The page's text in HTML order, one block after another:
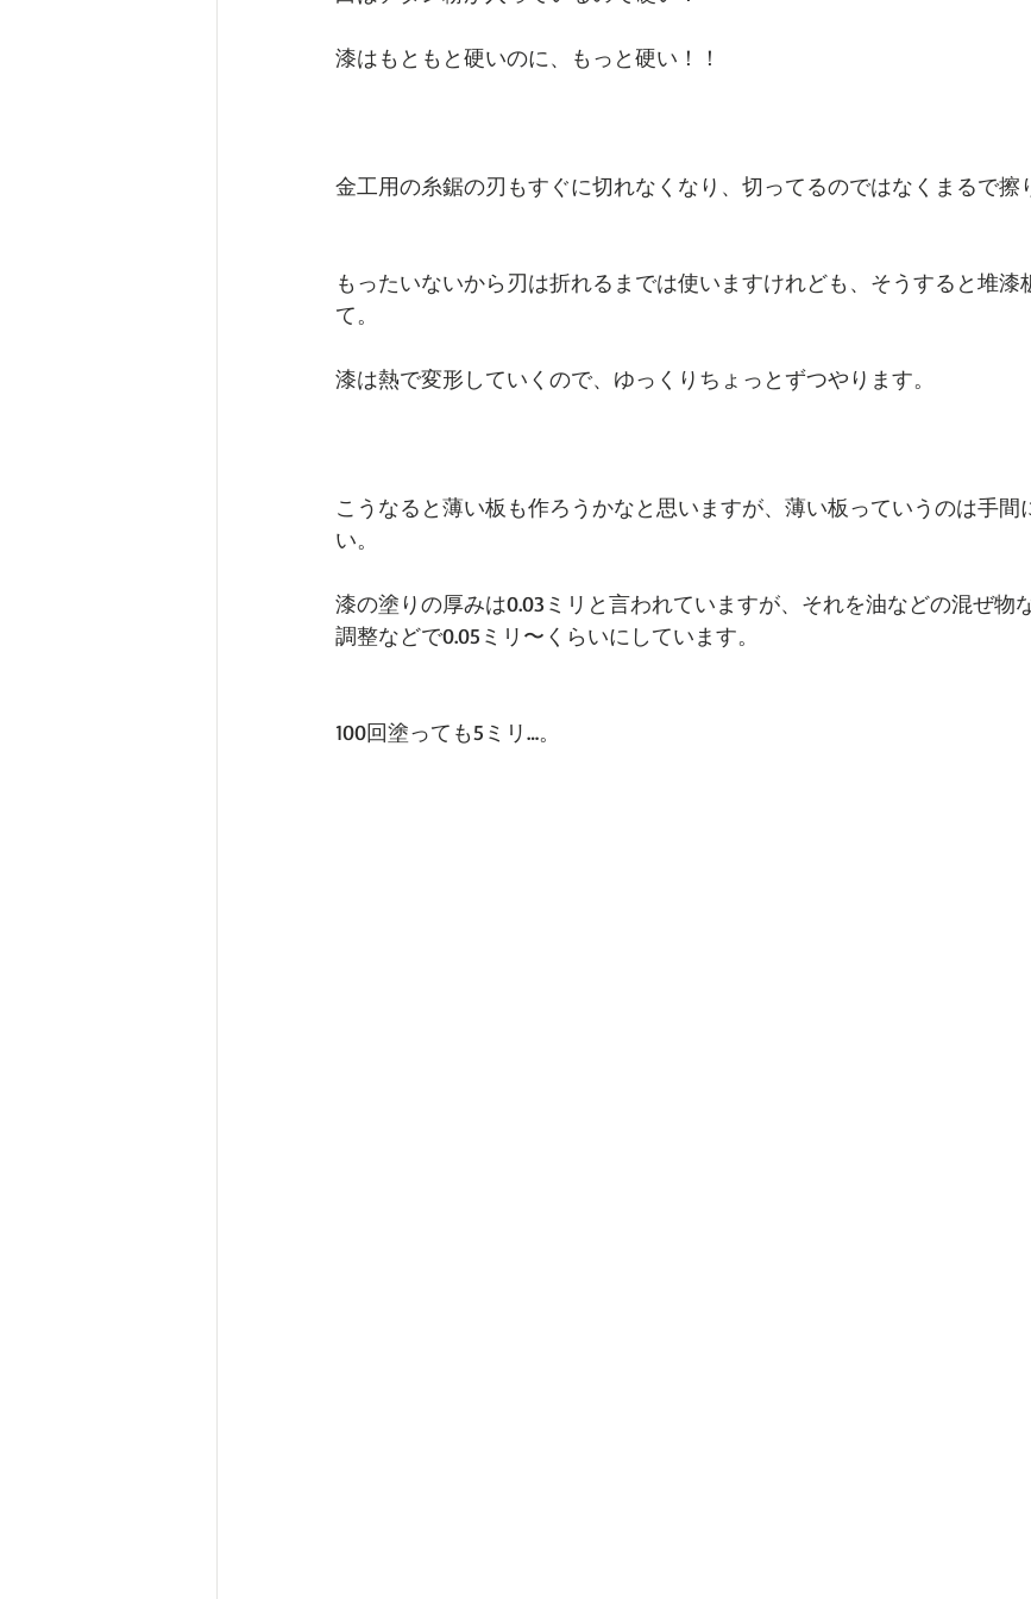
漆はもともと硬いのに、もっと硬い！！
金工用の糸鋸の刃もすぐに切れなくなり、切ってるのではなくまるで擦
もったいないから刃は折れるまでは使いますけれども、そうすると堆漆
て。
漆は熱で変形していくので、ゆっくりちょっとずつやります。
こうなると薄い板も作ろうかなと思いますが、薄い板っていうのは手間
い。
漆の塗りの厚みは0.03ミリと言われていますが、それを油などの混ぜ物
調整などで0.05ミリ〜くらいにしています。
100回塗っても5ミリ…。